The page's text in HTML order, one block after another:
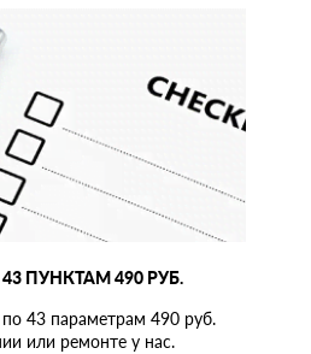
ПУНКТАМ 490 РУБ.
43 параметрам 490 руб.
или ремонте у нас.